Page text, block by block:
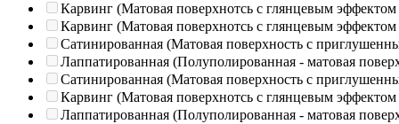
Карвинг (Матовая поверхнотсь с глянцевым эффектом
Карвинг (Матовая поверхнотсь с глянцевым эффектом
Сатинированная (Матовая поверхность с
Лаппатированная (Полуполированная - матовая
Сатинированная (Матовая поверхность с
Карвинг (Матовая поверхнотсь с глянцевым эффектом
Лаппатированная (Полуполированная - матовая